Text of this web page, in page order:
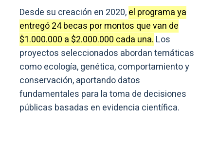
Desde su creación en 2020,el programa ya
entregó 24 becas por montos que van de
$1.000.000 a $2.000.000 cada una. Los
proyectos seleccionados abordan temáticas
como ecología, genética, comportamiento y
conservación, aportando datos
fundamentales para la toma de decisiones
públicas basadas en evidencia científica.